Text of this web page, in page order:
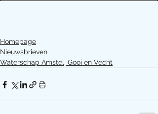
Homepage
Nieuwsbrieven
Waterschap Amstel, Gooi en Vecht